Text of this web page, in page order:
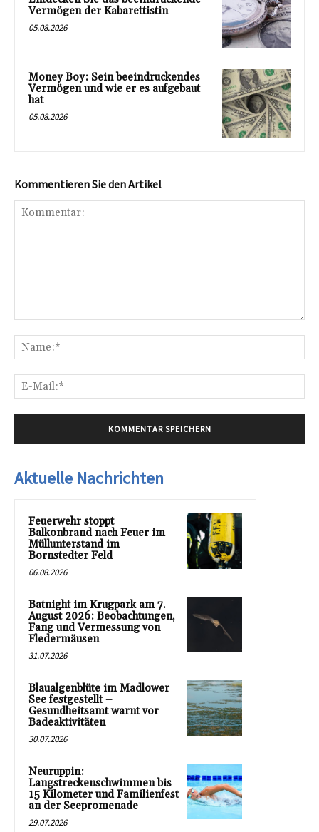
Vermögen der Kabarettistin
05.08.2026
Money Boy: Sein beeindruckendes
Vermögen und wie er es aufgebaut
hat
05.08.2026
Kommentieren Sie den Artikel
Aktuelle Nachrichten
Feuerwehr stoppt
Balkonbrand nach Feuer im
Müllunterstand im
Bornstedter Feld
06.08.2026
Batnight im Krugpark am 7.
August 2026: Beobachtungen,
Fang und Vermessung von
Fledermäusen
31.07.2026
Blaualgenblüte im Madlower
See festgestellt –
Gesundheitsamt warnt vor
Badeaktivitäten
30.07.2026
Neuruppin:
Langstreckenschwimmen bis
15 Kilometer und Familienfest
an der Seepromenade
29.07.2026